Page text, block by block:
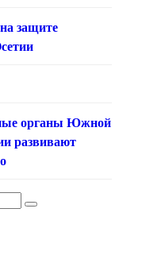
защите
органы Южной
развивают